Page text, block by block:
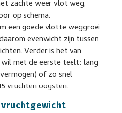
zachte weer vlot weg,
op schema.
een goede vlotte weggroei
evenwicht zijn tussen
Verder is het van
met de eerste teelt: lang
of zo snel
vruchten oogsten.